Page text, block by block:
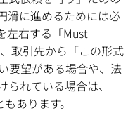
滑に進めるためには必
左右する「Must
取引先から「この形式
要望がある場合や、法
れている場合は、
あります。